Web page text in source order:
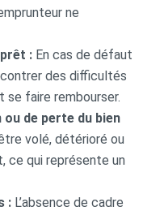
ne
: En cas de défaut
des difficultés
se faire rembourser.
de perte du bien
volé, détérioré ou
ce qui représente un
: L’absence de cadre